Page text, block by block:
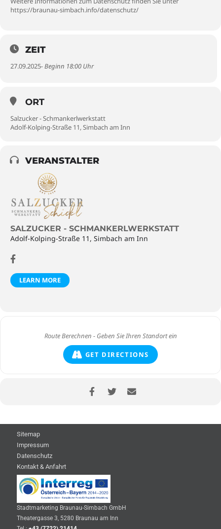
https://braunau-simbach.info/datenschutz/
ZEIT
27.09.2025- Beginn 18:00 Uhr
ORT
Salzucker - Schmankerlwerkstatt
Adolf-Kolping-Straße 11, Simbach am Inn
VERANSTALTER
SALZUCKER - SCHMANKERLWERKSTATT
Adolf-Kolping-Straße 11, Simbach am Inn
LEARN MORE
GET DIRECTIONS
Sitemap
Impressum
Datenschutz
Kontakt & Anfahrt
Stadtmarketing Braunau-Simbach GmbH
Theatergasse 3, 5280 Braunau am Inn